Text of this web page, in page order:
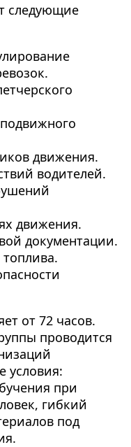
следующие
движения.
водителей.
движения.
документации.
от 72 часов.
проводится
условия:
при
гибкий
под